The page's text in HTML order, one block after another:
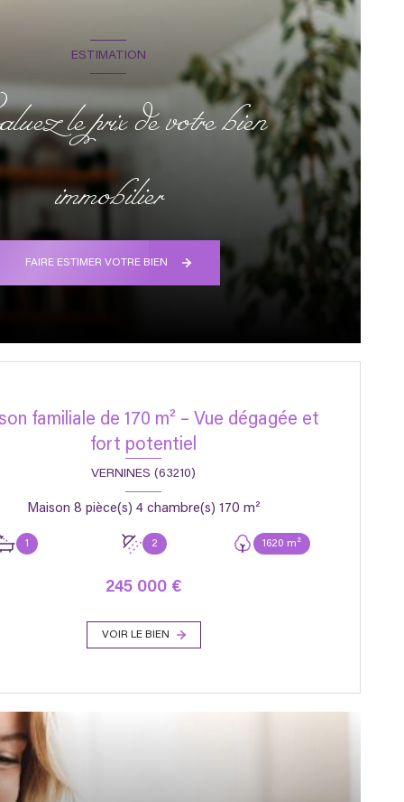
ESTIMATION
le prix de votre bien
immobilier
FAIRE ESTIMER VOTRE BIEN
familiale de 170 m² – Vue dégagée et
fort potentiel
VERNINES (63210)
Maison 8 pièce(s) 4 chambre(s) 170 m²
1 2 1620 m²
245 000 €
VOIR LE BIEN